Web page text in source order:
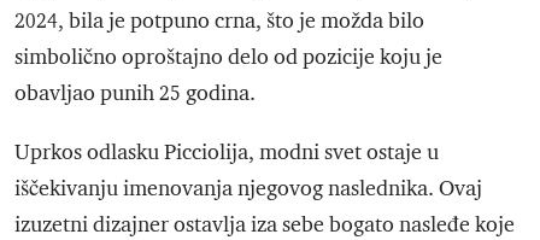
2024, bila je potpuno crna, što je možda bilo
simbolično oproštajno delo od pozicije koju je
obavljao punih 25 godina.
Uprkos odlasku Picciolija, modni svet ostaje u
iščekivanju imenovanja njegovog naslednika. Ovaj
izuzetni dizajner ostavlja iza sebe bogato nasleđe koje